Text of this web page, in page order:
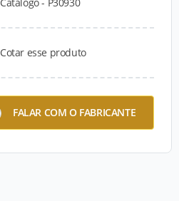
Cotar esse produto
FALAR COM O FABRICANTE